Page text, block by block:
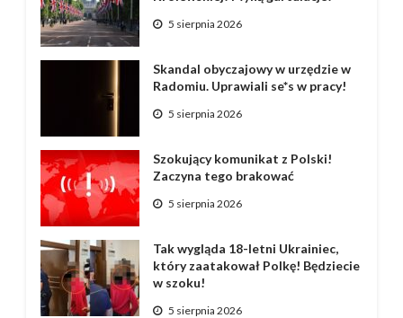
5 sierpnia 2026
Skandal obyczajowy w urzędzie w
Radomiu. Uprawiali se*s w pracy!
5 sierpnia 2026
Szokujący komunikat z Polski!
Zaczyna tego brakować
5 sierpnia 2026
Tak wygląda 18-letni Ukrainiec,
który zaatakował Polkę! Będziecie
w szoku!
5 sierpnia 2026